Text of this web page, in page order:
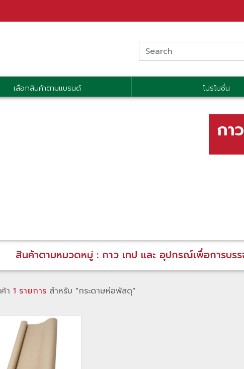
เลือกสินค้าตามแบรนด์ โปรโมชั่น
กา
สินค้าตามหมวดหมู่ : กาว เทป และ อุปกรณ์เพื่อการบร
า 1 รายการ สำหรับ "กระดาษห่อพัสดุ"